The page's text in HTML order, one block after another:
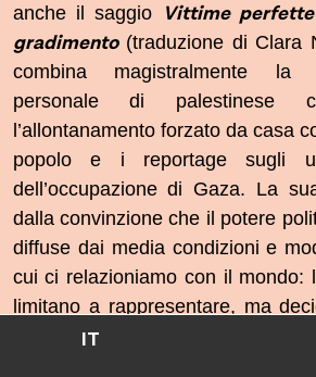
anche il saggio
Vittime
gradimento(traduzione di Clara
combina magistralmente la
personale di palestinese
l’allontanamento forzato da casa
popolo e i reportage sugli
dell’occupazione di Gaza. La
dalla convinzione che il potere
diffuse dai media condizioni e
cui ci relazioniamo con il mondo:
limitano a rappresentare, ma
degno di compassione, chi